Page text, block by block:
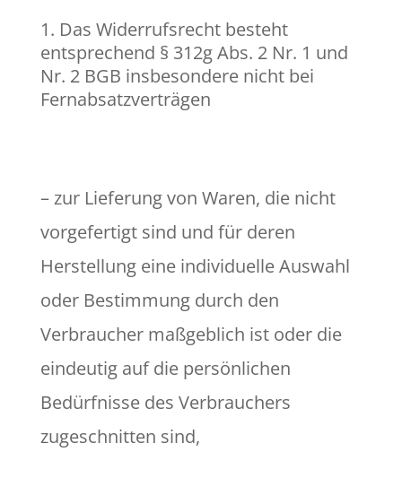
Das Widerrufsrecht besteht
entsprechend § 312g Abs. 2 Nr. 1 und
Nr. 2 BGB insbesondere nicht bei
Fernabsatzverträgen
– zur Lieferung von Waren, die nicht
vorgefertigt sind und für deren
Herstellung eine individuelle Auswahl
oder Bestimmung durch den
Verbraucher maßgeblich ist oder die
eindeutig auf die persönlichen
Bedürfnisse des Verbrauchers
zugeschnitten sind,